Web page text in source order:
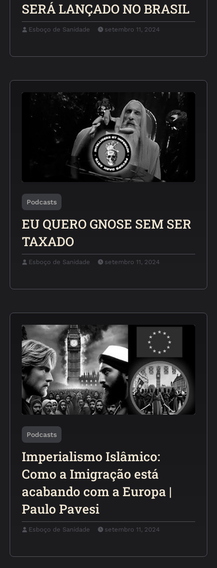
SERÁ LANÇADO NO BRASIL
Esboço de Sanidade setembro 11, 2024
Podcasts
EU QUERO GNOSE SEM SER
TAXADO
Esboço de Sanidade setembro 11, 2024
Podcasts
Imperialismo Islâmico:
Como a Imigração está
acabando com a Europa |
Paulo Pavesi
Esboço de Sanidade setembro 11, 2024